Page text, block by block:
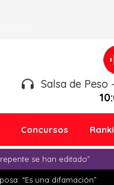
Salsa de
Concursos
se han editado”
“Es una difamación”